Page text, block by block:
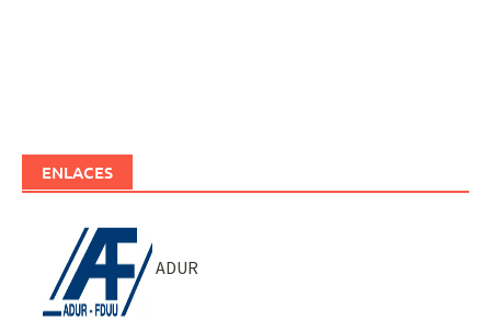
ENLACES
ADUR